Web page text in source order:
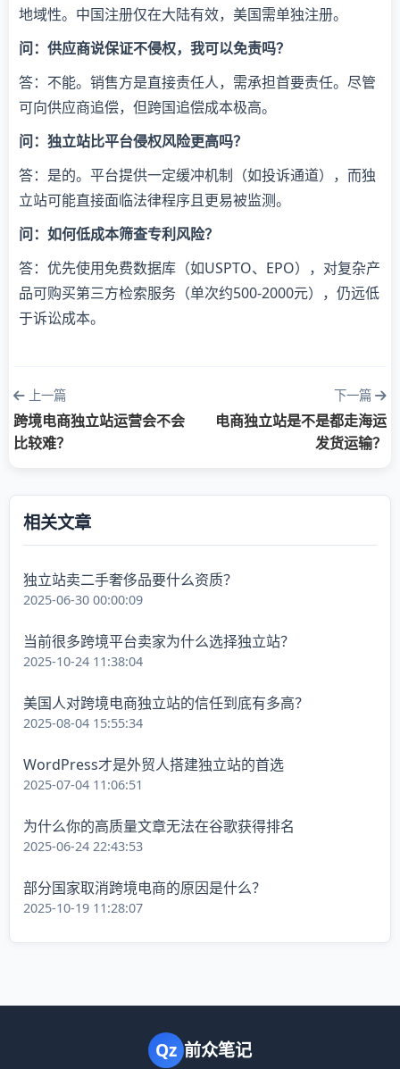
地域性。中国注册仅在大陆有效，美国需单独注册。
​问：供应商说保证不侵权，我可以免责吗？​
答：不能。销售方是直接责任人，需承担首要责任。尽管
可向供应商追偿，但跨国追偿成本极高。
​问：独立站比平台侵权风险更高吗？​
答：是的。平台提供一定缓冲机制（如投诉通道），而独
立站可能直接面临法律程序且更易被监测。
​问：如何低成本筛查专利风险？​
答：优先使用免费数据库（如USPTO、EPO），对复杂产
品可购买第三方检索服务（单次约500-2000元），仍远低
于诉讼成本。
上一篇
跨境电商独立站运营会不会
比较难？
下一篇
电商独立站是不是都走海运
发货运输？
相关文章
独立站卖二手奢侈品要什么资质？
2025-06-30 00:00:09
当前很多跨境平台卖家为什么选择独立站？
2025-10-24 11:38:04
美国人对跨境电商独立站的信任到底有多高？
2025-08-04 15:55:34
WordPress才是外贸人搭建独立站的首选
2025-07-04 11:06:51
为什么你的高质量文章无法在谷歌获得排名
2025-06-24 22:43:53
部分国家取消跨境电商的原因是什么？
2025-10-19 11:28:07
Qz 前众笔记